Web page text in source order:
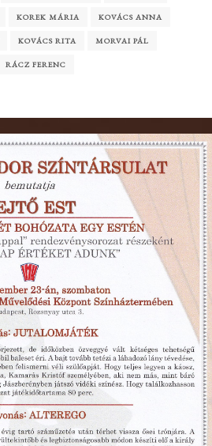
KOREK MÁRIA KOVÁCS ANNA
KOVÁCS RITA MORVAI PÁL
RÁCZ FERENC